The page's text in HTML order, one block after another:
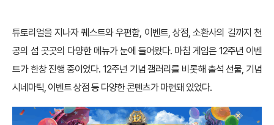
튜토리얼을 지나자 퀘스트와 우편함, 이벤트, 상점, 소환사의 길까지 천
공의 섬 곳곳의 다양한 메뉴가 눈에 들어왔다. 마침 게임은 12주년 이벤
트가 한창 진행 중이었다. 12주년 기념 갤러리를 비롯해 출석 선물, 기념
시네마틱, 이벤트 상점 등 다양한 콘텐츠가 마련돼 있었다.